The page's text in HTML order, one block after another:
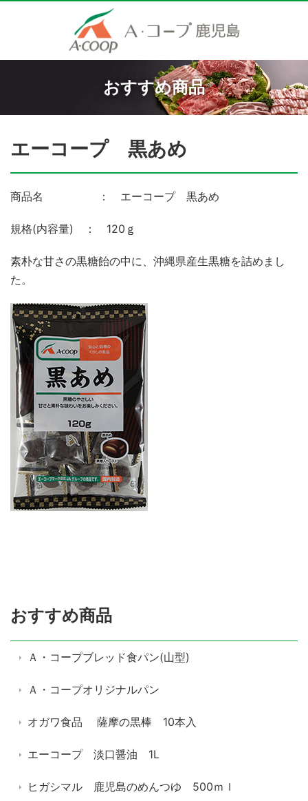
おすすめ商品
エーコープ 黒あめ
商品名 ： エーコープ 黒あめ
規格(内容量) ： 120ｇ
素朴な甘さの黒糖飴の中に、沖縄県産生黒糖を詰めまし
た。
おすすめ商品
Ａ・コープブレッド食パン(山型)
Ａ・コープオリジナルパン
オガワ食品 薩摩の黒棒 10本入
エーコープ 淡口醤油 1L
ヒガシマル 鹿児島のめんつゆ 500ｍｌ